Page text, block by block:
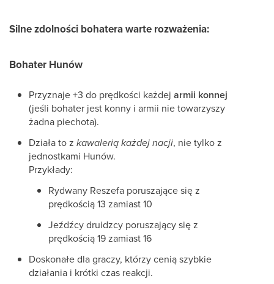
Silne zdolności bohatera warte rozważenia:
Bohater Hunów
Przyznaje +3 do prędkości każdej armii konnej
(jeśli bohater jest konny i armii nie towarzyszy
żadna piechota).
Działa to z kawalerią każdej nacji, nie tylko z
jednostkami Hunów.
Przykłady:
Rydwany Reszefa poruszające się z
prędkością 13 zamiast 10
Jeźdźcy druidzcy poruszający się z
prędkością 19 zamiast 16
Doskonałe dla graczy, którzy cenią szybkie
działania i krótki czas reakcji.